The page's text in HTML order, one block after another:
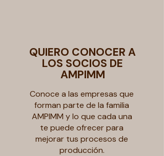
QUIERO CONOCER A
LOS SOCIOS DE
AMPIMM
Conoce a las empresas que
forman parte de la familia
AMPIMM y lo que cada una
te puede ofrecer para
mejorar tus procesos de
producción.